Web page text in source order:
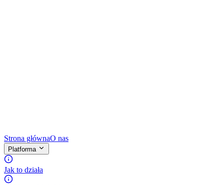
Strona głównaO nas
Platforma
Jak to działa